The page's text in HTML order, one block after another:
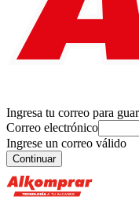
Ingresa tu correo para
Correo electrónico
Ingrese un correo válido
Continuar